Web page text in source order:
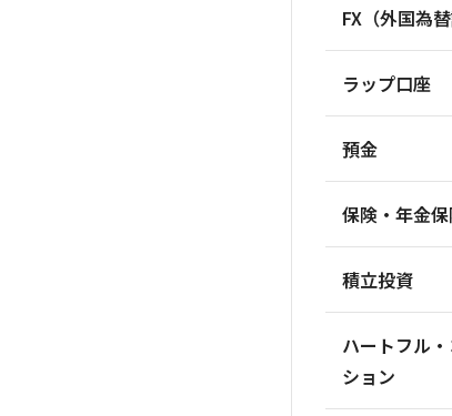
FX（外国為
ラップ口座
預金
保険・年金
積立投資
ハートフル
ション